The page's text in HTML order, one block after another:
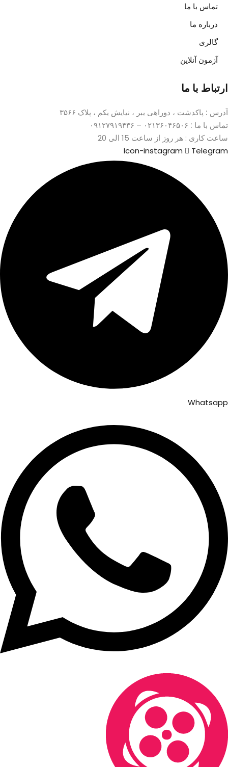
تماس با ما
درباره ما
گالری
آزمون آنلاین
ارتباط با ما
آدرس : پاکدشت ، دوراهی یبر ، نیایش یکم ، پلاک ۳۵۶۶
تماس با ما :
ساعت کاری : هر روز از ساعت 15 الی 20
Icon-instagram
Telegram
Whatsapp